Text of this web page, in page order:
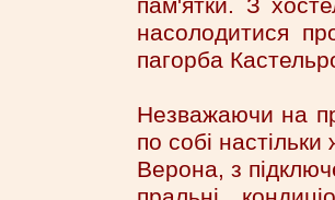
насолодитися
пагорба
Незважаючи на
по собі
Верона, з